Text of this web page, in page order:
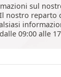
sul
nostro reparto
09:00 alle